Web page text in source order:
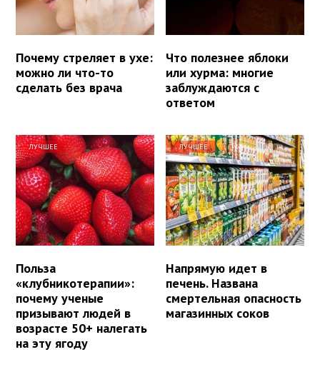
Почему стреляет в ухе:
можно ли что-то
сделать без врача
Что полезнее яблоки
или хурма: многие
заблуждаются с
ответом
ЛУЧШЕЕ
Польза
«клубникотерапии»:
почему ученые
призывают людей в
возрасте 50+ налегать
на эту ягоду
ЛУЧШЕЕ
Напрямую идет в
печень. Названа
смертельная опасность
магазинных соков